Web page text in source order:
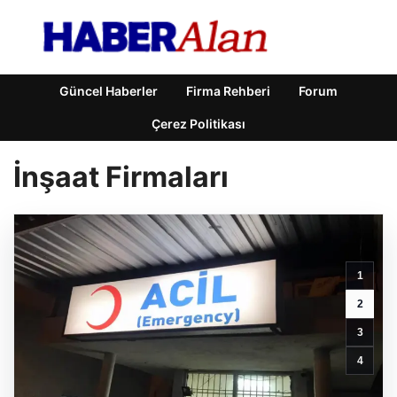
Güncel Haberler Firma Rehberi Forum
Çerez Politikası
İnşaat Firmaları
1
2
3
4